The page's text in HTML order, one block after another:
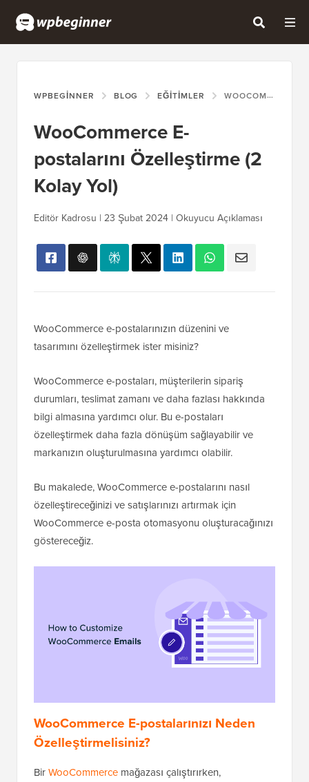
WPBEGINNER BLOG EĞITIMLER WOOCOMMERCE E-POSTALARINI ÖZELLEŞTIRME (2 KOLAY YOL)
WooCommerce E-
postalarını Özelleştirme (2
Kolay Yol)
Editör Kadrosu | 23 Şubat 2024 | Okuyucu Açıklaması
WooCommerce e-postalarınızın düzenini ve
tasarımını özelleştirmek ister misiniz?
WooCommerce e-postaları, müşterilerin sipariş
durumları, teslimat zamanı ve daha fazlası hakkında
bilgi almasına yardımcı olur. Bu e-postaları
özelleştirmek daha fazla dönüşüm sağlayabilir ve
markanızın oluşturulmasına yardımcı olabilir.
Bu makalede, WooCommerce e-postalarını nasıl
özelleştireceğinizi ve satışlarınızı artırmak için
WooCommerce e-posta otomasyonu oluşturacağınızı
göstereceğiz.
WooCommerce E-postalarınızı Neden
Özelleştirmelisiniz?
BirWooCommerce mağazası çalıştırırken,